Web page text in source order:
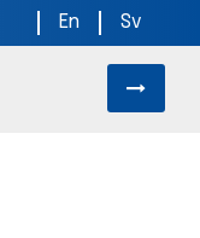
En Sv